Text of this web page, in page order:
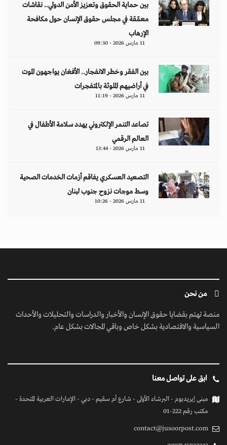
بين حماية الحقوق وتعزيز الأمن الدولي.. نقاشات
معمّقة في مجلس حقوق الإنسان حول مكافحة
الإرهاب
11 مارس 2026 - 09:30
بين الفقر وخطر الانفجار.. الأفغان يواجهون الموت
في أراضيهم الملوثة بالمتفجرات
11 مارس 2026 - 11:19
تصاعد التنمر الإلكتروني يهدد سلامة الأطفال في
العالم الرقمي
11 مارس 2026 - 13:44
التصعيد العسكري يفاقم أزمات الخدمات الصحية
وسط موجات نزوح جنوب لبنان
11 مارس 2026 - 10:26
من نحن
منصة تهتم بقضايا حقوق الإنسان والأخبار والدراسات والتحليلات والأحداث
السياسية والاقتصادية بشكل خاص وباقي المجالات بشكل عام.
ابق على تواصل معنا
مبنى إيريديوم - البرشاء الأولى - شارع أم سقيم - دبي - الإمارات العربية المتحدة -
مكتب رقم 222-01
contact@jusoorpost.com